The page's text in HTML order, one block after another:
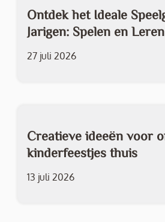
Ontdek het Ideale
Jarigen: Spelen en
27 juli 2026
Creatieve ideeën voor
kinderfeestjes thuis
13 juli 2026